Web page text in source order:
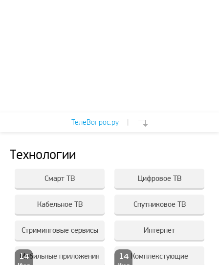
ТелеВопрос.ру |
Технологии
Смарт ТВ Цифровое ТВ
Кабельное ТВ Спутниковое ТВ
Стриминговые сервисы Интернет
Мобильные приложения Комплекстующие
14 14